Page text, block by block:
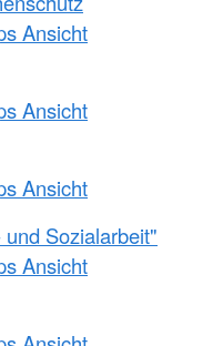
Ansicht
Ansicht
Ansicht
Sozialarbeit"
Ansicht